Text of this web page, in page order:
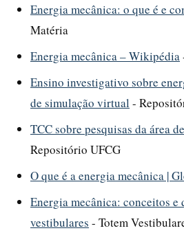
Energia mecânica: o que é e
Matéria
Energia mecânica – Wikipédia
Ensino investigativo sobre
de simulação virtual -
TCC sobre pesquisas da área
Repositório UFCG
O que é a energia mecânica |
Energia mecânica: conceitos e
vestibulares - Totem